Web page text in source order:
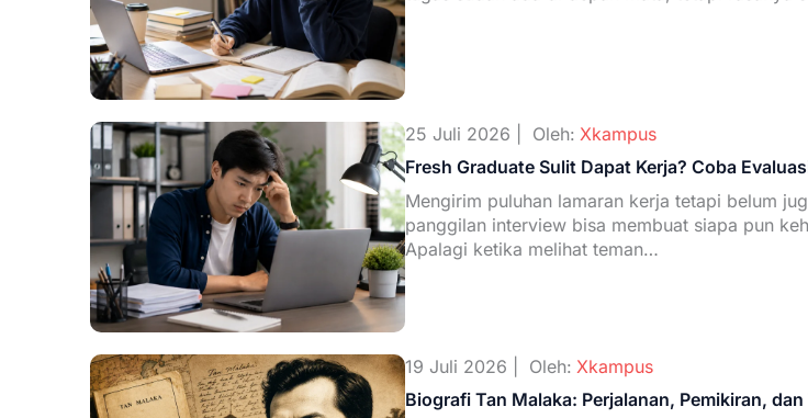
25 Juli 2026 | Oleh: Xkampus
Fresh Graduate Sulit Dapat Kerja? Coba
Mengirim puluhan lamaran kerja tetapi belum
panggilan interview bisa membuat siapa pun
Apalagi ketika melihat teman…
19 Juli 2026 | Oleh: Xkampus
Biografi Tan Malaka: Perjalanan, Pemikiran,